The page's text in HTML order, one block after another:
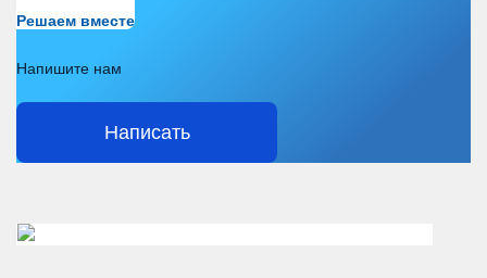
Решаем вместе
Напишите нам
Написать